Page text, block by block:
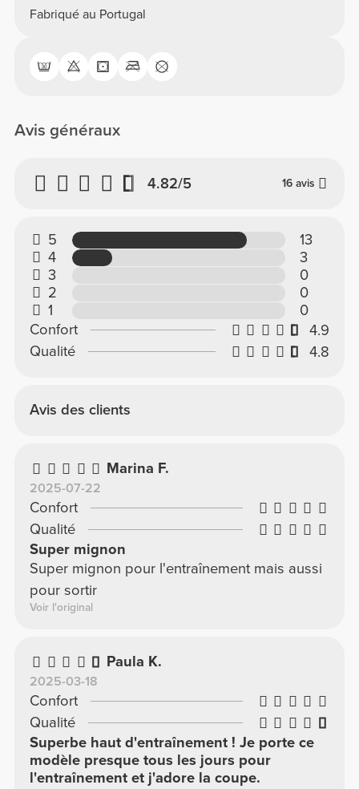
Fabriqué au Portugal
Avis généraux
4.82/5 16 avis
5
13
4
3
3
0
2
0
1
0
Confort
4.9
Qualité
4.8
Avis des clients
Marina F.
2025-07-22
Confort
Qualité
Super mignon
Super mignon pour l'entraînement mais aussi
pour sortir
Voir l'original
Paula K.
2025-03-18
Confort
Qualité
Superbe haut d'entraînement ! Je porte ce
modèle presque tous les jours pour
l'entraînement et j'adore la coupe.